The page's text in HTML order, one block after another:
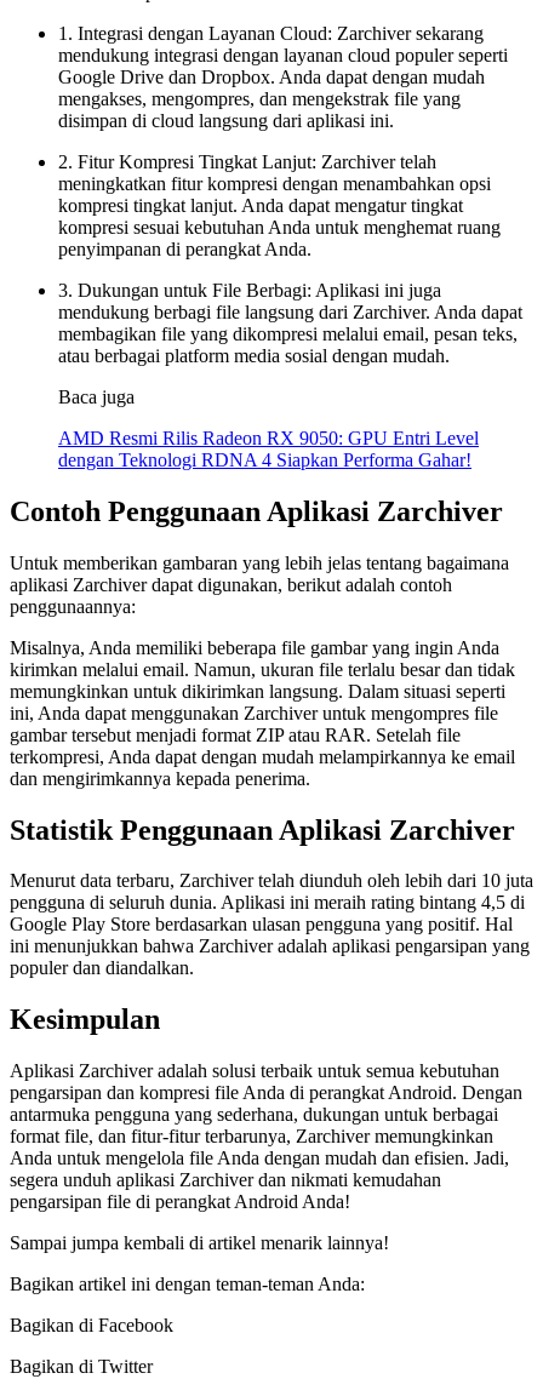
1. Integrasi dengan Layanan Cloud: Zarchiver sekarang
mendukung integrasi dengan layanan cloud populer seperti
Google Drive dan Dropbox. Anda dapat dengan mudah
mengakses, mengompres, dan mengekstrak file yang
disimpan di cloud langsung dari aplikasi ini.
2. Fitur Kompresi Tingkat Lanjut: Zarchiver telah
meningkatkan fitur kompresi dengan menambahkan opsi
kompresi tingkat lanjut. Anda dapat mengatur tingkat
kompresi sesuai kebutuhan Anda untuk menghemat ruang
penyimpanan di perangkat Anda.
3. Dukungan untuk File Berbagi: Aplikasi ini juga
mendukung berbagi file langsung dari Zarchiver. Anda dapat
membagikan file yang dikompresi melalui email, pesan teks,
atau berbagai platform media sosial dengan mudah.
Baca juga
AMD Resmi Rilis Radeon RX 9050: GPU Entri Level
dengan Teknologi RDNA 4 Siapkan Performa Gahar!
Contoh Penggunaan Aplikasi Zarchiver
Untuk memberikan gambaran yang lebih jelas tentang bagaimana
aplikasi Zarchiver dapat digunakan, berikut adalah contoh
penggunaannya:
Misalnya, Anda memiliki beberapa file gambar yang ingin Anda
kirimkan melalui email. Namun, ukuran file terlalu besar dan tidak
memungkinkan untuk dikirimkan langsung. Dalam situasi seperti
ini, Anda dapat menggunakan Zarchiver untuk mengompres file
gambar tersebut menjadi format ZIP atau RAR. Setelah file
terkompresi, Anda dapat dengan mudah melampirkannya ke email
dan mengirimkannya kepada penerima.
Statistik Penggunaan Aplikasi Zarchiver
Menurut data terbaru, Zarchiver telah diunduh oleh lebih dari 10 juta
pengguna di seluruh dunia. Aplikasi ini meraih rating bintang 4,5 di
Google Play Store berdasarkan ulasan pengguna yang positif. Hal
ini menunjukkan bahwa Zarchiver adalah aplikasi pengarsipan yang
populer dan diandalkan.
Kesimpulan
Aplikasi Zarchiver adalah solusi terbaik untuk semua kebutuhan
pengarsipan dan kompresi file Anda di perangkat Android. Dengan
antarmuka pengguna yang sederhana, dukungan untuk berbagai
format file, dan fitur-fitur terbarunya, Zarchiver memungkinkan
Anda untuk mengelola file Anda dengan mudah dan efisien. Jadi,
segera unduh aplikasi Zarchiver dan nikmati kemudahan
pengarsipan file di perangkat Android Anda!
Sampai jumpa kembali di artikel menarik lainnya!
Bagikan artikel ini dengan teman-teman Anda:
Bagikan di Facebook
Bagikan di Twitter